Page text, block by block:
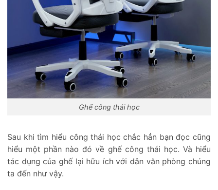
Ghế công thái học
Sau khi tìm hiểu công thái học chắc hẳn bạn đọc cũng
hiểu một phần nào đó về ghế công thái học. Và hiểu
tác dụng của ghế lại hữu ích với dân văn phòng chúng
ta đến như vậy.